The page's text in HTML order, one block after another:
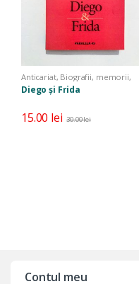
Anticariat, Biografii, memorii,
jurnale
Diego și Frida
15.00 lei 30.00lei
Contul meu